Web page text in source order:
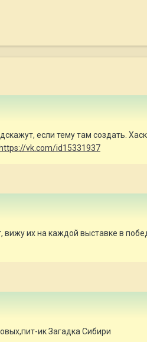
если тему там создать.
https://vk.com/id15331937
их на каждой выставке в
ик Загадка Сибири